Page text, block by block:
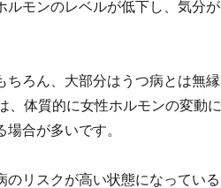
ルモンのレベルが低下し、気分が
ちろん、大部分はうつ病とは無縁
、体質的に女性ホルモンの変動に
合が多いです。
リスクが高い状態になっている